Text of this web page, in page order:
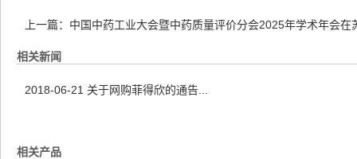
上一篇： 中国中药工业大会暨中药质量评价分会2025年学术年会在
相关新闻
2018-06-21 关于网购菲得欣的通告...
相关产品